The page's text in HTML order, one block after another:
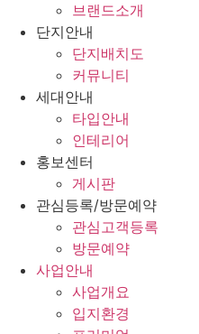
브랜드소개
단지안내
단지배치도
커뮤니티
세대안내
타입안내
인테리어
홍보센터
게시판
관심등록/방문예약
관심고객등록
방문예약
사업안내
사업개요
입지환경